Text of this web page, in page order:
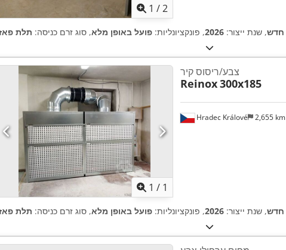
1 /2
חדש, שנת ייצור: 2026, פונקציונליות: פועל באופן מלא, סוג זרם כניסה: תלת
1 / 1
Hradec Králové 2,655 km
צבע/ריסוס קיר
Reinox300x185
חדש, שנת ייצור: 2026, פונקציונליות: פועל באופן מלא, סוג זרם כניסה: תלת